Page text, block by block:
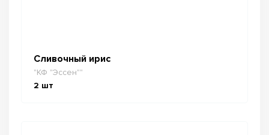
Сливочный ирис
"КФ "Эссен""
2 шт